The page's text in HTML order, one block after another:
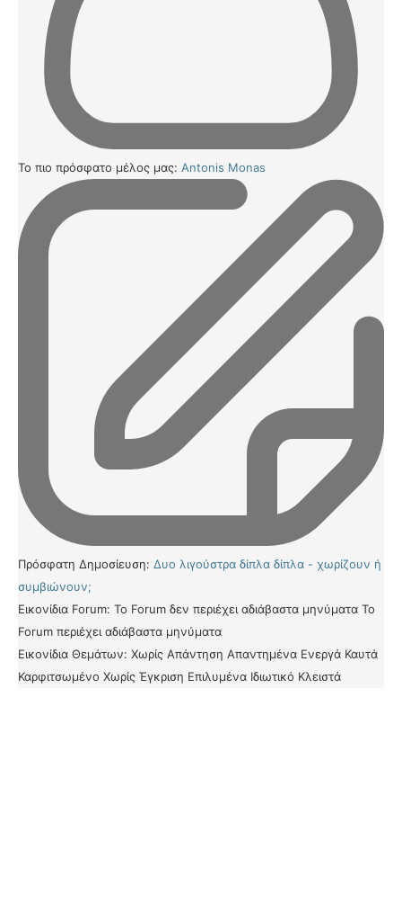
Το πιο πρόσφατο μέλος μας: Antonis Monas
Πρόσφατη Δημοσίευση: Δυο λιγούστρα δίπλα δίπλα - χωρίζουν ή
συμβιώνουν;
Εικονίδια Forum: Το Forum δεν περιέχει αδιάβαστα μηνύματα Το
Forum περιέχει αδιάβαστα μηνύματα
Εικονίδια Θεμάτων: Χωρίς Απάντηση Απαντημένα Ενεργά Καυτά
Καρφιτσωμένο Χωρίς Έγκριση Επιλυμένα Ιδιωτικό Κλειστά